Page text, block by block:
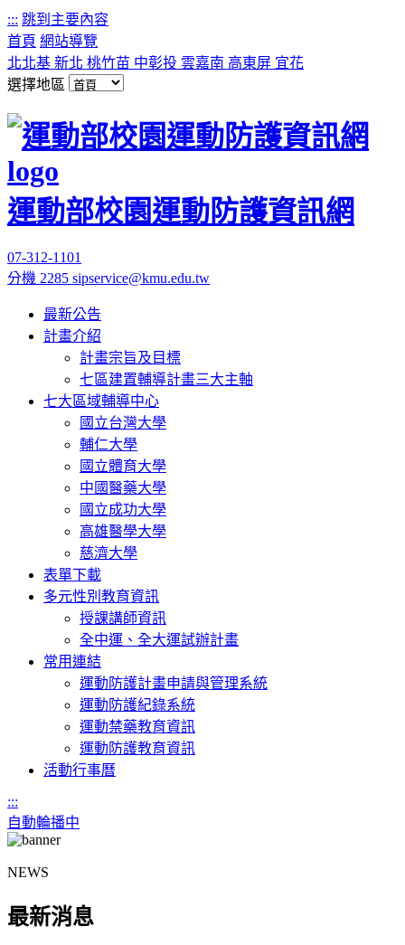
::: 跳到主要內容
首頁 網站導覽
北北基 新北 桃竹苗 中彰投 雲嘉南 高東屏 宜花
選擇地區
運動部校園運動防護資訊網
07-312-1101
分機 2285 sipservice@kmu.edu.tw
最新公告
計畫介紹
計畫宗旨及目標
七區建置輔導計畫三大主軸
七大區域輔導中心
國立台灣大學
輔仁大學
國立體育大學
中國醫藥大學
國立成功大學
高雄醫學大學
慈濟大學
表單下載
多元性別教育資訊
授課講師資訊
全中運、全大運試辦計畫
常用連結
運動防護計畫申請與管理系統
運動防護紀錄系統
運動禁藥教育資訊
運動防護教育資訊
活動行事曆
:::
自動輪播中
NEWS
最新消息